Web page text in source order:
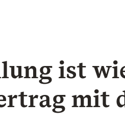
ist
mit